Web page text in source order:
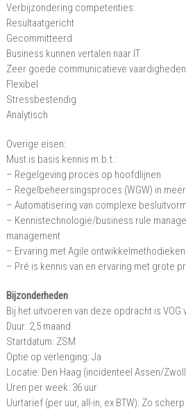
Verbijzondering competenties:
Resultaatgericht
Gecommitteerd
Business kunnen vertalen naar IT
Zeer goede communicatieve vaardigheden
Flexibel
Stressbestendig
Analytisch
Overige eisen:
Must is basis kennis m.b.t.:
– Regelgeving proces op hoofdlijnen
– Regelbeheersingsproces (WGW) in
– Automatisering van complexe
– Kennistechnologie/business rule
management
– Ervaring met Agile ontwikkelmethodieken.
– Pré is kennis van en ervaring met grote
Bijzonderheden
Bij het uitvoeren van deze opdracht is VOG
Duur: 2,5 maand
Startdatum: ZSM
Optie op verlenging: Ja
Locatie: Den Haag (incidenteel Assen/
Uren per week: 36 uur
Uurtarief (per uur, all-in, ex BTW): Zo